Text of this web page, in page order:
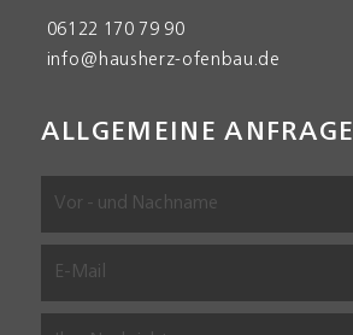
06122 170 79 90
info@hausherz-ofenbau.de
ALLGEMEINE ANFRAGE